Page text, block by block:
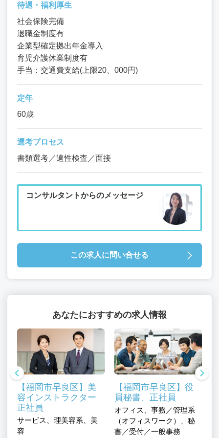
待遇・福利厚生
社会保険完備
退職金制度有
企業型確定拠出年金導入
育児介護休業制度有
手当：交通費支給(上限20、000円)
定年
60歳
選考プロセス
書類選考／適性検査／面接
コンサルタントからのメッセージ
この求人に問い合せる
あなたにおすすめの求人情報
【福岡市早良区】美
容インストラクター
正社員
サービス、理美容系、美
容
【福岡市早良区】役
員秘書、正社員
オフィス、事務／管理系
（オフィスワーク）、秘
書／受付／一般事務